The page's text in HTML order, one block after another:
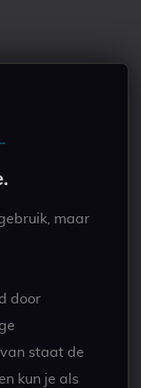
maar
door
staat de
kun je als